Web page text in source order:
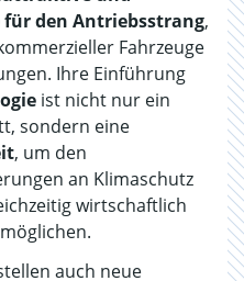
den Antriebsstrang,
Fahrzeuge
Ihre Einführung
ist nicht nur ein
sondern eine
, um den
an Klimaschutz
wirtschaftlich
auch neue